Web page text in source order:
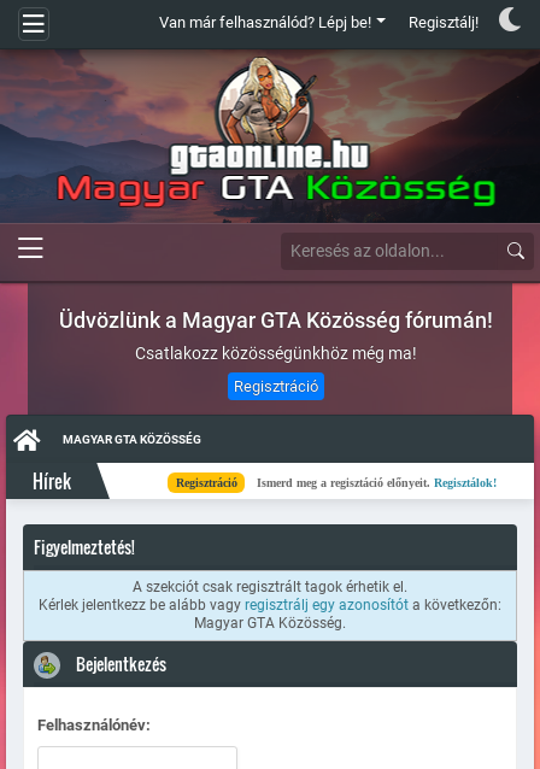
Van már felhasználód? Lépj be! Regisztálj!
Üdvözlünk a Magyar GTA Közösség fórumán!
Csatlakozz közösségünkhöz még ma!
Regisztráció
MAGYAR GTA KÖZÖSSÉG
Hírek Regisztráció Ismerd meg a regisztáció előnyeit.Regisztálok!
Figyelmeztetés!
A szekciót csak regisztrált tagok érhetik el.
Kérlek jelentkezz be alább vagy regisztrálj egy azonosítót a következőn:
Magyar GTA Közösség.
Bejelentkezés
Felhasználónév: